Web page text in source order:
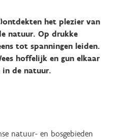
het plezier van
natuur. Op drukke
tot spanningen leiden.
hoffelijk en gun elkaar
in de natuur.
natuur- en bosgebieden